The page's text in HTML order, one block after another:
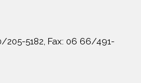
205-5182, Fax: 06 66/491-